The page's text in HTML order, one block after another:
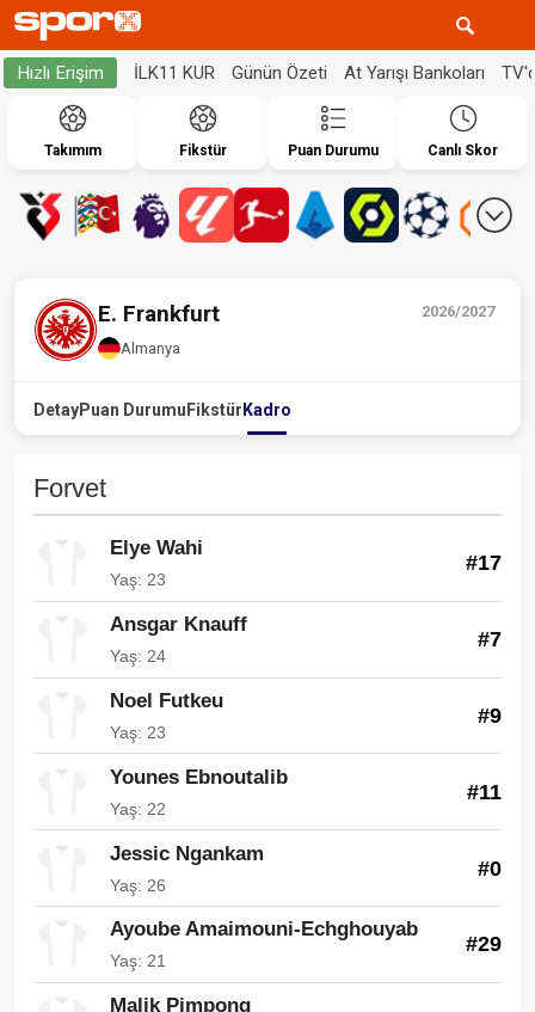
Hızlı Erişim İLK11 KUR Günün Özeti At Yarışı Bankoları
Takımım Fikstür Puan Durumu Canlı Skor
2026/2027
E. Frankfurt
Almanya
DetayPuan Durumu Fikstür Kadro
Forvet
Elye Wahi
Yaş: 23
#17
Ansgar Knauff
Yaş: 24
#7
Noel Futkeu
Yaş: 23
#9
Younes Ebnoutalib
Yaş: 22
#11
Jessic Ngankam
Yaş: 26
#0
Ayoube Amaimouni-Echghouyab
Yaş: 21
#29
Malik Pimpong